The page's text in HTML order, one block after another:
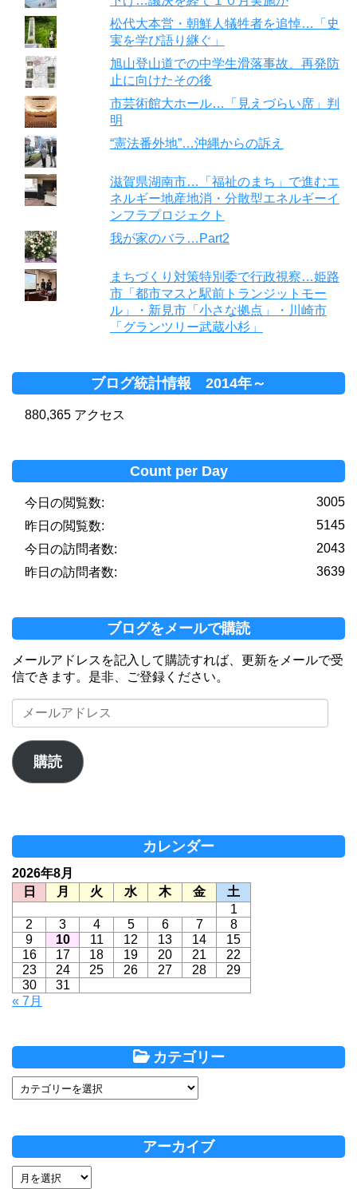
松代大本営・朝鮮人犠牲者を追悼…「史
実を学び語り継ぐ」
旭山登山道での中学生滑落事故、再発防
止に向けたその後
市芸術館大ホール…「見えづらい席」判
明
“憲法番外地”…沖縄からの訴え
滋賀県湖南市…「福祉のまち」で進むエ
ネルギー地産地消・分散型エネルギーイ
ンフラプロジェクト
我が家のバラ…Part2
まちづくり対策特別委で行政視察…姫路
市「都市マスと駅前トランジットモー
ル」・新見市「小さな拠点」・川崎市
「グランツリー武蔵小杉」
ブログ統計情報 2014年～
880,365 アクセス
Count per Day
3005
今日の閲覧数:
5145
昨日の閲覧数:
2043
今日の訪問者数:
3639
昨日の訪問者数:
ブログをメールで購読
メールアドレスを記入して購読すれば、更新をメールで受
信できます。是非、ご登録ください。
メ
ー
ア
ド
購読
カレンダー
2026年8月
日
月 火 水 木 金
土
1
2
3 4 5 6 7
8
9
10 11 12 13 14
15
16
17 18 19 20 21
22
23
24 25 26 27 28
29
30
31
« 7月
カテゴリー
アーカイブ